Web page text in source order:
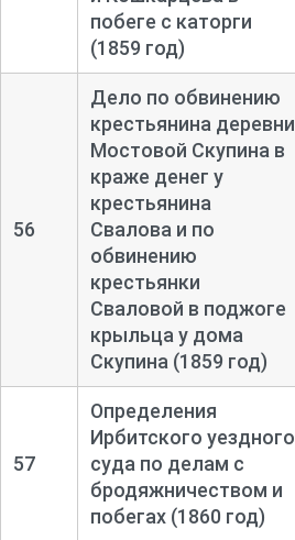
побеге с каторги
(1859 год)
56
Дело по обвинению
крестьянина деревни
Мостовой Скупина в
краже денег у
крестьянина
Свалова и по
обвинению
крестьянки
Сваловой в поджоге
крыльца у дома
Скупина (1859 год)
57
Определения
Ирбитского уездного
суда по делам с
бродяжничеством и
побегах (1860 год)